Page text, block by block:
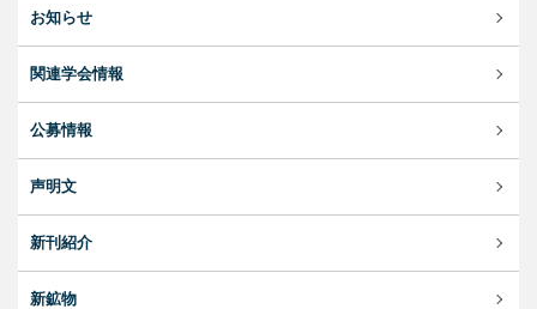
お知らせ
関連学会情報
公募情報
声明文
新刊紹介
新鉱物